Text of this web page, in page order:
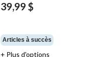
39,99 $
Articles à succès
+ Plus d'options